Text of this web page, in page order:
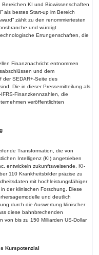
KI und Biowissenschaften
als bestes Start-up im Bereich
zählt zu den renommiertesten
und würdigt
Errungenschaften, die
Finanznachricht entnommen
und dem
der SEDAR+-Seite des
Die in dieser Pressemitteilung als
Finanzkennzahlen, die
veröffentlichten
Transformation, die von
Intelligenz (KI) angetrieben
entwickeln zukunftsweisende, KI-
110 Krankheitsbilder präzise zu
mit hochleistungsfähiger
der klinischen Forschung. Diese
und deutlich
durch die Auswertung klinischer
diese bahnbrechenden
von bis zu 150 Milliarden US-Dollar
Kurspotenzial